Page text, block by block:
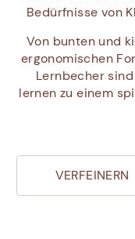
Bedürfnisse von
Von bunten und
ergonomischen
Lernbecher
lernen zu einem
VERFEINERN